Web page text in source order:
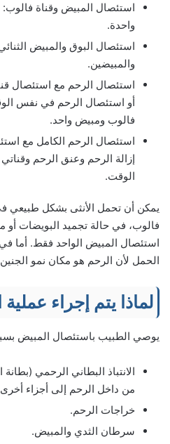
استئصال المبيض وقناة فالوب:
واحدة.
استئصال البوق والمبيض
والمبيضين.
استئصال الرحم مع استئصال
أو استئصال الرحم في نفس
فالوب ومبيض واحد.
استئصال الرحم الكامل مع
إزالة الرحم وعنق الرحم
الوقت.
يمكن أن تحمل الأنثى بشكل طبيعي
فالوب، في حالة تجميد البويضات أو
استئصال المبيض الواحد فقط. أما
الحمل لأن الرحم هو مكان نمو
لماذا يتم إجراء
يوصي الطبيب باستئصال المبيض
الانتباذ البطاني الرحمي (بطانة
من داخل الرحم إلى أجزاء
خراجات الرحم.
سرطان الثدي والمبيض.